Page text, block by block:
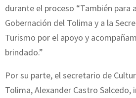
durante el proceso “También para
Gobernación del Tolima y a la
Turismo por el apoyo y
brindado.”
Por su parte, el secretario de
Tolima, Alexander Castro